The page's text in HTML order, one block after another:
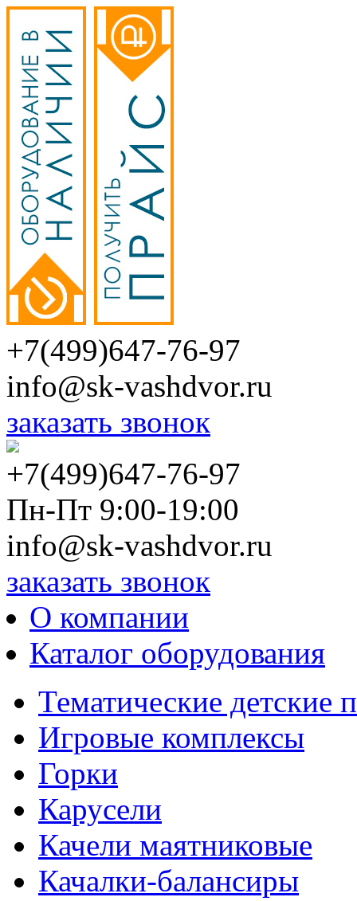
+7(499)647-76-97
info@sk-vashdvor.ru
заказать звонок
+7(499)647-76-97
Пн-Пт 9:00-19:00
info@sk-vashdvor.ru
заказать звонок
О компании
Каталог оборудования
Тематические детские
Игровые комплексы
Горки
Карусели
Качели маятниковые
Качалки-балансиры